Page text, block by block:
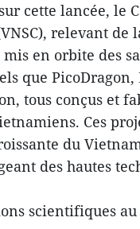
cette lancée, le
relevant de
en orbite des
que PicoDragon,
tous conçus et
Ces
du
des hautes
scientifiques